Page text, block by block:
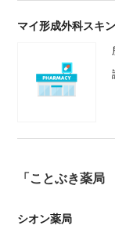
マイ形成外科スキ
「ことぶき薬
シオン薬局